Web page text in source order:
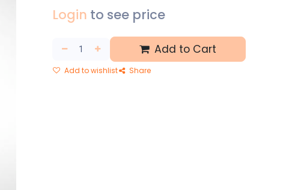
Login to see price
Add to Cart
Add to wishlist Share